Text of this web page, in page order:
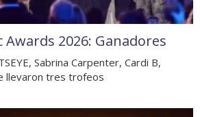
2026: Ganadores
Sabrina Carpenter, Cardi B,
llevaron tres trofeos